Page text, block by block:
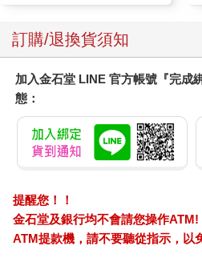
訂購/退換貨須知
加入金石堂 LINE 官方帳號『完成
態：
提醒您！！
金石堂及銀行均不會請您操作
ATM提款機，請不要聽從指示，以